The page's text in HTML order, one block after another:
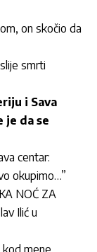
on skočio da
smrti
i Sava
je da se
centar:
okupimo…”
NOĆ ZA
Ilić u